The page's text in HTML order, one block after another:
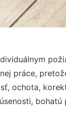
práce,
ochota,
bohatú